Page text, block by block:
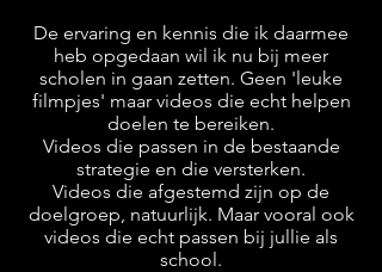
De ervaring en kennis die ik daarmee
heb opgedaan wil ik nu bij meer
scholen in gaan zetten. Geen 'leuke
filmpjes' maar videos die echt helpen
doelen te bereiken.
Videos die passen in de bestaande
strategie en die versterken.
Videos die afgestemd zijn op de
doelgroep, natuurlijk. Maar vooral ook
videos die echt passen bij jullie als
school.